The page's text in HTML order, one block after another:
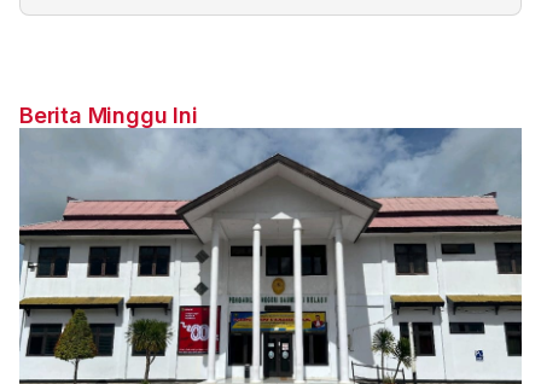
Berita Minggu Ini